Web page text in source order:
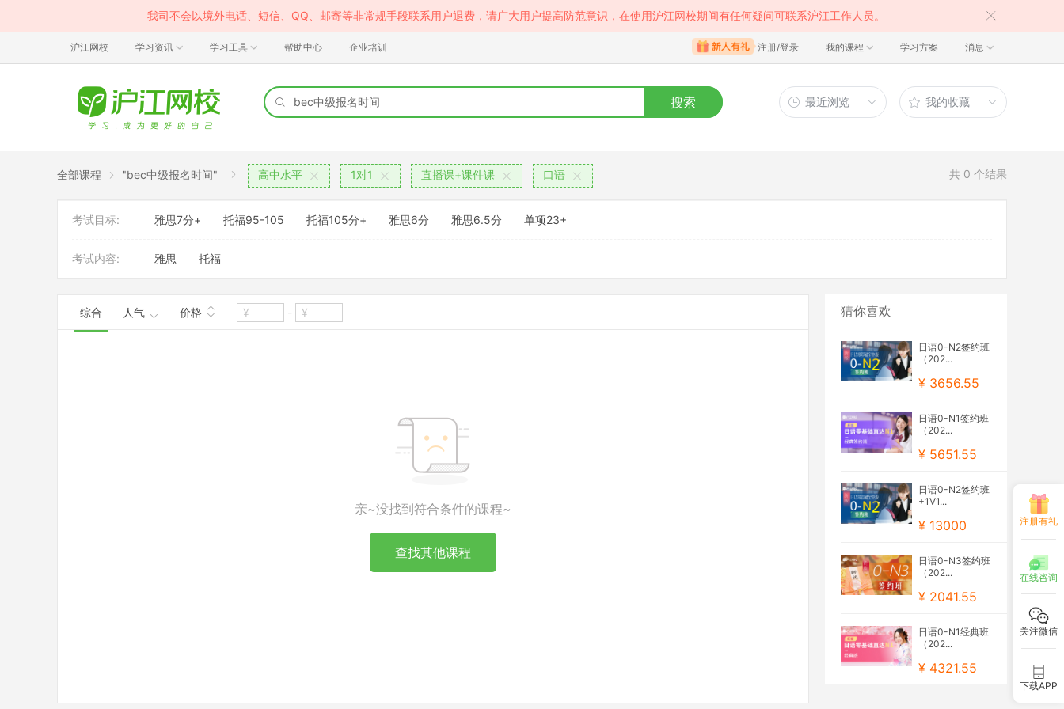
我司不会以境外电话、短信、QQ、邮寄等非常规手段联系用户退费，请广大用户提高防范意识，在使用沪江网校期间有任何疑问可联系沪江工作人员。
沪江网校 学习资讯 学习工具 帮助中心 企业培训 注册/登录 我的课程 学习方案 消息
搜索 最近浏览 我的收藏
全部课程 "bec中级报名时间" 高中水平 1对1 直播课+课件课 口语 共 0 个结果
考试目标: 雅思7分+ 托福95-105 托福105分+ 雅思6分 雅思6.5分 单项23+
考试内容: 雅思 托福
综合 人气 价格 -
亲~没找到符合条件的课程~
查找其他课程
猜你喜欢
日语0-N2签约班
（202...
¥ 3656.55
日语0-N1签约班
（202...
¥ 5651.55
日语0-N2签约班
+1V1...
¥ 13000
日语0-N3签约班
（202...
¥ 2041.55
日语0-N1经典班
（202...
¥ 4321.55
注册有礼
在线咨询
关注微信
下载APP